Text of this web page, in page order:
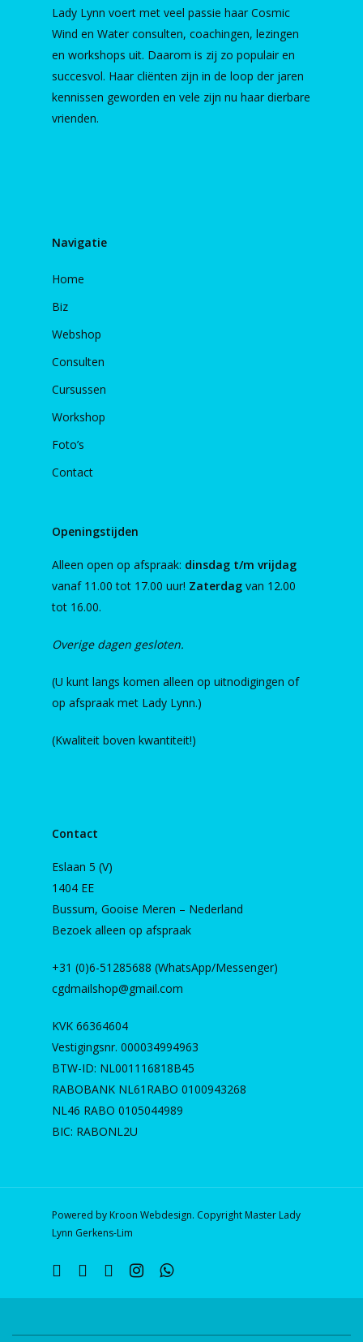
Lady Lynn voert met veel passie haar Cosmic
Wind en Water consulten, coachingen, lezingen
en workshops uit. Daarom is zij zo populair en
succesvol. Haar cliënten zijn in de loop der jaren
kennissen geworden en vele zijn nu haar dierbare
vrienden.
Navigatie
Home
Biz
Webshop
Consulten
Cursussen
Workshop
Foto’s
Contact
Openingstijden
Alleen open op afspraak: dinsdag t/m vrijdag
vanaf 11.00 tot 17.00 uur! Zaterdag van 12.00
tot 16.00.
Overige dagen gesloten.
(U kunt langs komen alleen op uitnodigingen of
op afspraak met Lady Lynn.)
(Kwaliteit boven kwantiteit!)
Contact
Eslaan 5 (V)
1404 EE
Bussum, Gooise Meren – Nederland
Bezoek alleen op afspraak
+31 (0)6-51285688 (WhatsApp/Messenger)
cgdmailshop@gmail.com
KVK 66364604
Vestigingsnr. 000034994963
BTW-ID: NL001116818B45
RABOBANK NL61RABO 0100943268
NL46 RABO 0105044989
BIC: RABONL2U
Powered by Kroon Webdesign. Copyright Master Lady
Lynn Gerkens-Lim
twitter facebooklinkedininstagramwhatsapp